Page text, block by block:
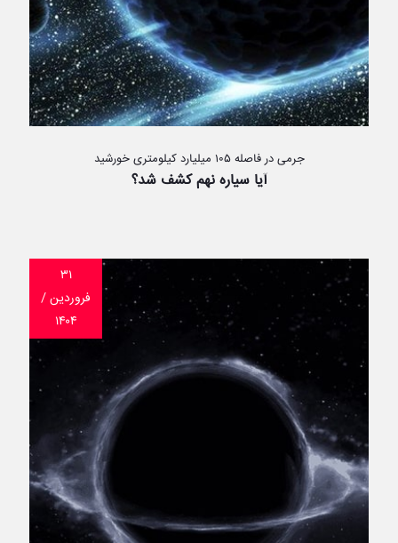
جرمی در فاصله ۱۰۵ میلیارد کیلومتری خورشید
آیا سیاره نهم کشف شد؟
۳۱
فروردین /
۱۴۰۴